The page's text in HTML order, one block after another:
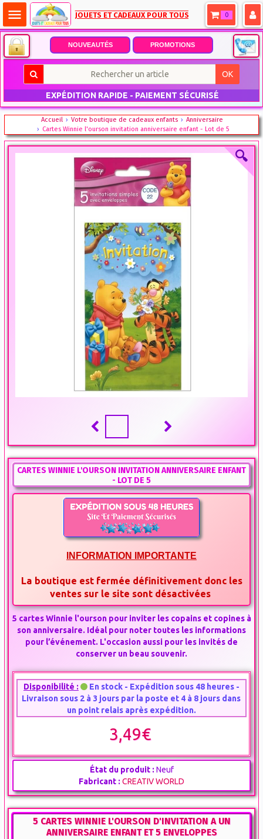
NOUVEAUTÉS PROMOTIONS
OK
EXPÉDITION RAPIDE - PAIEMENT SÉCURISÉ
menu JOUETS ET CADEAUX POUR TOUS 0
Accueil Votre boutique de cadeaux enfants
Anniversaire
Cartes Winnie l'ourson invitation anniversaire enfant - Lot de 5
CARTES WINNIE L'OURSON INVITATION ANNIVERSAIRE ENFANT
- LOT DE 5
INFORMATION IMPORTANTE
La boutique est fermée définitivement donc les
ventes sur le site sont désactivées
5 cartes Winnie l'ourson pour inviter les copains et copines à
son anniversaire. Idéal pour noter toutes les informations
pour l’événement. L'occasion aussi pour les invités de
conserver un beau souvenir.
Disponibilité :
En stock - Expédition sous 48 heures -
Livraison sous 2 à 3 jours par la poste et 4 à 8 jours dans
un point relais après expédition.
3,49€
État du produit : Neuf
Fabricant : CREATIV WORLD
5 CARTES WINNIE L'OURSON D'INVITATION A UN
ANNIVERSAIRE ENFANT ET 5 ENVELOPPES